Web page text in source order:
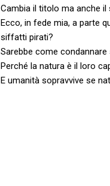
Cambia il titolo ma anche
Ecco, in fede mia, a parte
siffatti pirati?
Sarebbe come
Perché la natura è il loro
E umanità sopravvive se